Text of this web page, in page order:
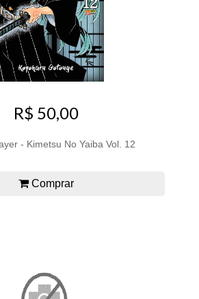
R$ 50,00
- Kimetsu No Yaiba Vol. 12
Comprar